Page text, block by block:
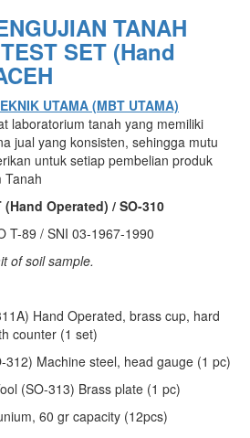
TANAH
SET (Hand
UTAMA (MBT UTAMA)
laboratorium tanah yang memiliki
jual yang konsisten, sehingga mutu
untuk setiap pembelian produk
Tanah
(Hand Operated) / SO-310
T-89 / SNI 03-1967-1990
of soil sample.
Hand Operated, brass cup, hard
counter (1 set)
312) Machine steel, head gauge (1 pc)
(SO-313) Brass plate (1 pc)
60 gr capacity (12pcs)